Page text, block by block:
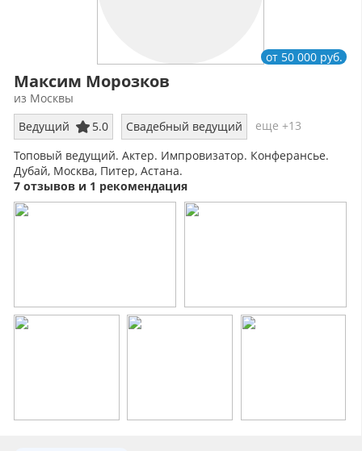
Максим Морозков
от 50 000 руб.
из Москвы
Ведущий
5.0 Свадебный ведущий
еще +13
Топовый ведущий. Актер. Импровизатор. Конферансье.
Дубай, Москва, Питер, Астана.
7 отзывов и 1 рекомендация